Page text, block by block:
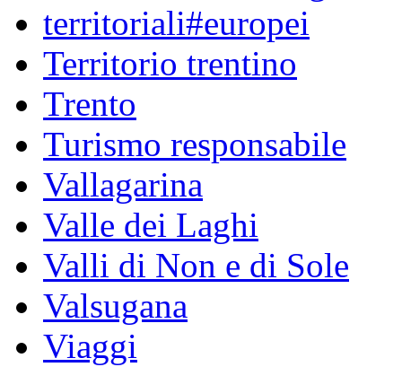
territoriali#europei
Territorio trentino
Trento
Turismo responsabile
Vallagarina
Valle dei Laghi
Valli di Non e di Sole
Valsugana
Viaggi